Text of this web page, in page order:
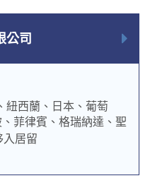
公司
紐西蘭、日本、葡萄
菲律賓、格瑞納達、聖
入居留